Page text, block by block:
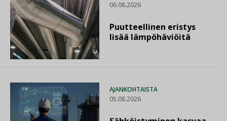
06.08.2026
Puutteellinen eristys
lisää lämpöhäviöitä
AJANKOHTAISTA
05.08.2026